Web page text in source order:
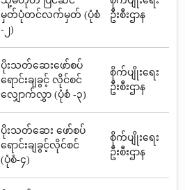
မှတ်ပုံတင်လက်မှတ် (ပုံစံ
-၂)
ဦးစီးဌာန
ပိုးသတ်ဆေးဖော်စပ်
ရောင်းချခွင့် လိုင်စင်
လျှောက်လွှာ (ပုံစံ -၃)
စိုက်ပျိုးရေး
ဦးစီးဌာန
ပိုးသတ်ဆေး ဖော်စပ်
ရောင်းချခွင့်လိုင်စင်
(ပုံစံ-၄)
စိုက်ပျိုးရေး
ဦးစီးဌာန